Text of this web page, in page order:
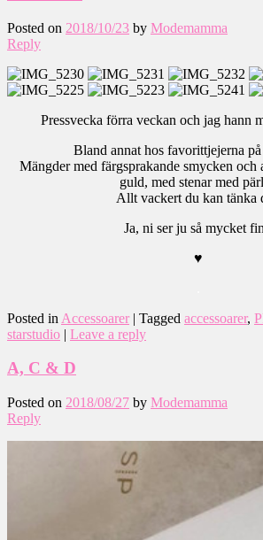
Posted on 2018/10/23 by Modemamma
Reply
Pressvecka förra veckan och jag hann
Bland annat hos favorittjejerna
Mängder med färgsprakande smycken och
guld, med stenar med
Allt vackert du kan tänka
Ja, ni ser ju så mycket
♥
Posted in Accessoarer | Tagged accessoarer,
starstudio | Leave a reply
A, C & D
Posted on 2018/08/27 by Modemamma
Reply